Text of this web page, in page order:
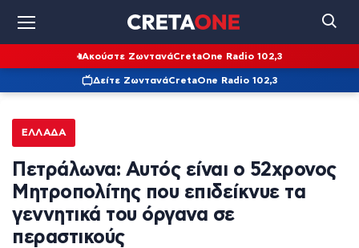
Ακούστε ΖωντανάCretaOne Radio 102,3
Δείτε ΖωντανάCretaOne Radio 102,3
ΕΛΛΆΔΑ
Πετράλωνα: Aυτός είναι ο 52χρονος
Μητροπολίτης που επιδείκνυε τα
γεννητικά του όργανα σε
περαστικούς